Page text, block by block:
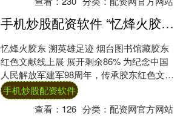
手机炒股配资软件 “忆烽火胶东 溯英雄足迹” 烟台图书馆藏胶东红色文献线上展（五）
忆烽火胶东 溯英雄足迹 烟台图书馆藏胶东
红色文献线上展 展开剩余86% 为纪念中国
人民解放军建军98周年，传承胶东红色文化
精神，烟台图书馆策划推出本次馆藏胶东
红....
手机炒股配资软件
查看： 126 分类：配资网官方网站